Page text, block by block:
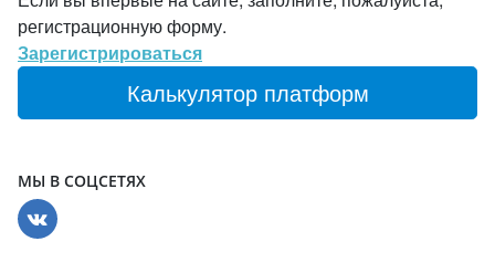
регистрационную форму.
Зарегистрироваться
Калькулятор платформ
МЫ В СОЦСЕТЯХ